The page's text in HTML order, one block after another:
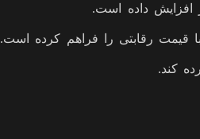
افزایش داده است.
قیمت رقابتی را فراهم کرده است.
کند.